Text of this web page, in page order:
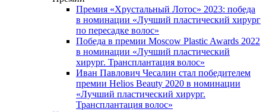
Премия «Хрустальный Лотос» 2023: победа
в номинации «Лучший пластический хирург
по пересадке волос»
Победа в премии Moscow Plastic Awards 2022
в номинации «Лучший пластический
хирург. Трансплантация волос»
Иван Павлович Чесалин стал победителем
премии Helios Beauty 2020 в номинации
«Лучший пластический хирург.
Трансплантация волос»